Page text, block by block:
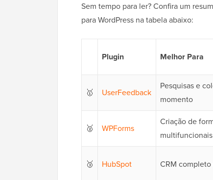
Sem tempo para ler? Confira um
para WordPress na tabela abaixo:
Plugin Melhor Para
🥇 UserFeedback
Pesquisas e
momento
🥈 WPForms
Criação de
multifuncionais
🥉 HubSpot CRM